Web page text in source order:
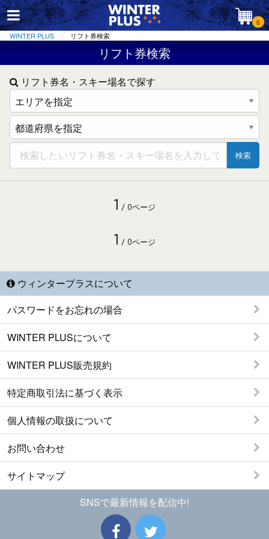
0
WINTER PLUS リフト券検索
リフト券検索
リフト券名・スキー場名で探す
検索
1 / 0ページ
1 / 0ページ
ウィンタープラスについて
パスワードをお忘れの場合
WINTER PLUSについて
WINTER PLUS販売規約
特定商取引法に基づく表示
個人情報の取扱について
お問い合わせ
サイトマップ
SNSで最新情報を配信中!